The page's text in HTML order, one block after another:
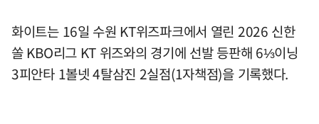
화이트는 16일 수원 KT위즈파크에서 열린 2026 신한
쏠 KBO리그 KT 위즈와의 경기에 선발 등판해 6⅓이닝
3피안타 1볼넷 4탈삼진 2실점(1자책점)을 기록했다.